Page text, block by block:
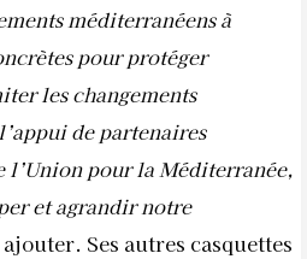
méditerranéens à
pour protéger
les changements
de partenaires
l’Union pour la Méditerranée,
et agrandir notre
Ses autres casquettes